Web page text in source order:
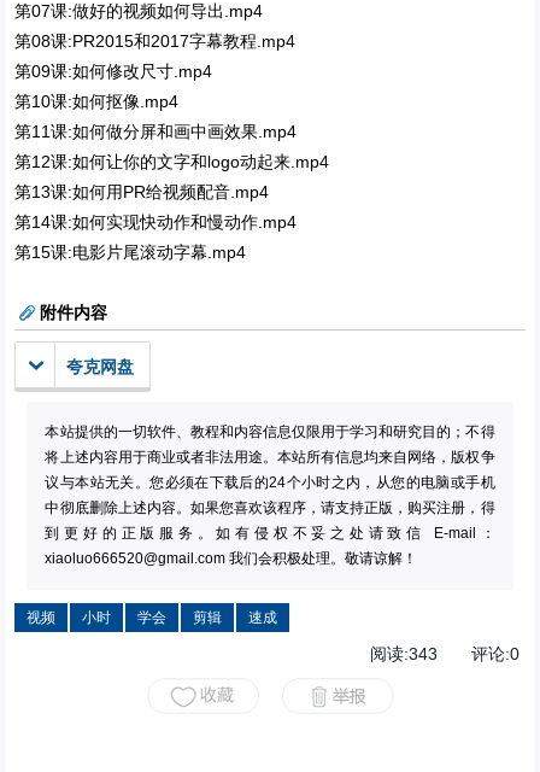
第07课:做好的视频如何导出.mp4
第08课:PR2015和2017字幕教程.mp4
第09课:如何修改尺寸.mp4
第10课:如何抠像.mp4
第11课:如何做分屏和画中画效果.mp4
第12课:如何让你的文字和logo动起来.mp4
第13课:如何用PR给视频配音.mp4
第14课:如何实现快动作和慢动作.mp4
第15课:电影片尾滚动字幕.mp4
附件内容
夸克网盘
本站提供的一切软件、教程和内容信息仅限用于学习和研究目的；不得
将上述内容用于商业或者非法用途。本站所有信息均来自网络，版权争
议与本站无关。您必须在下载后的24个小时之内，从您的电脑或手机
中彻底删除上述内容。如果您喜欢该程序，请支持正版，购买注册，得
到更好的正版服务。如有侵权不妥之处请致信 E-mail：
xiaoluo666520@gmail.com 我们会积极处理。敬请谅解！
视频 小时 学会 剪辑 速成
阅读:343 评论:0